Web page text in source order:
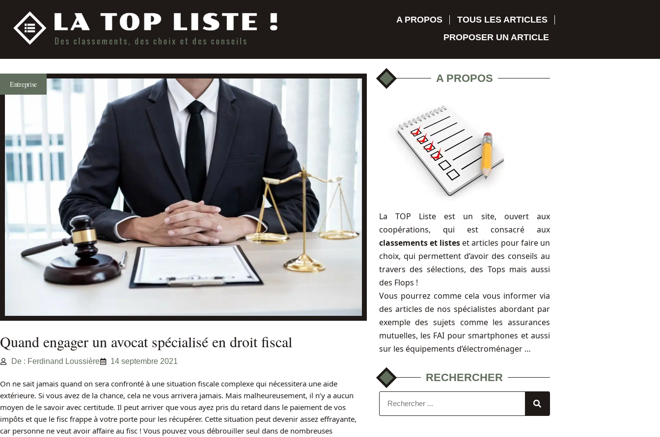
A PROPOS
TOUS LES ARTICLES
PROPOSER UN ARTICLE
Entreprise
Quand engager un avocat spécialisé en droit fiscal
De : Ferdinand Loussière 14 septembre 2021
On ne sait jamais quand on sera confronté à une situation fiscale complexe qui nécessitera une aide
extérieure. Si vous avez de la chance, cela ne vous arrivera jamais. Mais malheureusement, il n’y a aucun
moyen de le savoir avec certitude. Il peut arriver que vous ayez pris du retard dans le paiement de vos
impôts et que le fisc frappe à votre porte pour les récupérer. Cette situation peut devenir assez effrayante,
car personne ne veut avoir affaire au fisc ! Vous pouvez vous débrouiller seul dans de nombreuses
A PROPOS
La TOP Liste est un site, ouvert aux
coopérations, qui est consacré aux
classements et listeset articles pour faire un
choix, qui permettent d’avoir des conseils au
travers des sélections, des Tops mais aussi
des Flops !
Vous pourrez comme cela vous informer via
des articles de nos spécialistes abordant par
exemple des sujets comme les assurances
mutuelles, les FAI pour smartphones et aussi
sur les équipements d’électroménager …
RECHERCHER